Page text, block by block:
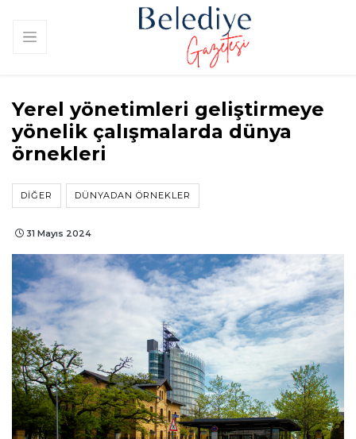
Yerel yönetimleri geliştirmeye
yönelik çalışmalarda dünya
örnekleri
DIĞER DÜNYADAN ÖRNEKLER
31 Mayıs 2024